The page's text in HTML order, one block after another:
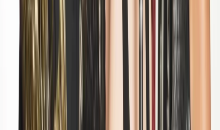
Activiteiten